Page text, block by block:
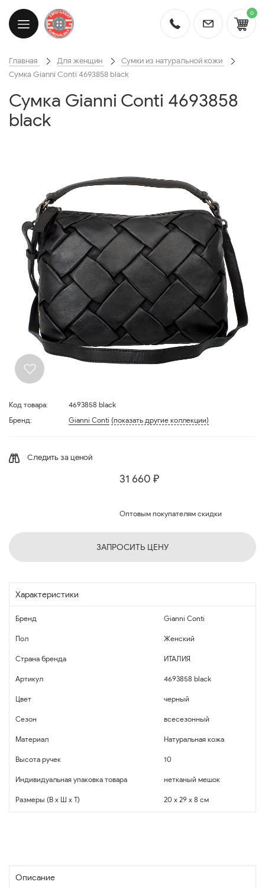
0
Главная Для женщин
Сумки из натуральной кожи
Сумка Gianni Conti 4693858 black
Сумка Gianni Conti 4693858
black
Код товара:
4693858 black
Бренд:
Gianni Conti (показать другие коллекции)
Следить за ценой
31 660 ₽
Оптовым покупателям скидки
ЗАПРОСИТЬ ЦЕНУ
Характеристики
Бренд Gianni Conti
Пол Женский
Страна бренда ИТАЛИЯ
Артикул 4693858 black
Цвет черный
Сезон всесезонный
Материал Натуральная кожа
Высота ручек 10
Индивидуальная упаковка товара нетканый мешок
Размеры (В x Ш x Т) 20 x 29 x 8 см
Описание